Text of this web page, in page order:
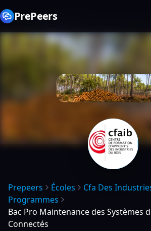
PrePeers
Prepeers Écoles
Cfa Des
Programmes
Bac Pro Maintenance des Systèmes
Connectés